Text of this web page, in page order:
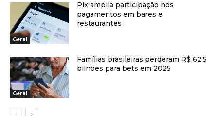
Geral
Pix amplia participação nos
pagamentos em bares e
restaurantes
Geral
Famílias brasileiras perderam R$ 62,5
bilhões para bets em 2025